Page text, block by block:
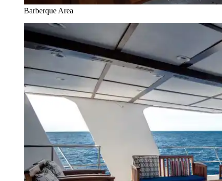
Barberque Area